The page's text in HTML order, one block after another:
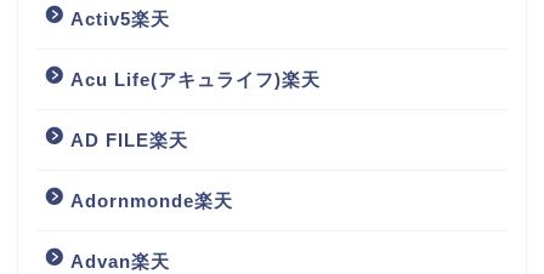
Activ5楽天
Acu Life(アキュライフ)楽天
AD FILE楽天
Adornmonde楽天
Advan楽天